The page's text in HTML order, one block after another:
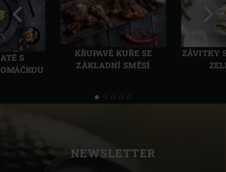
S
KŘUPAVÉ KUŘE SE
ZÁKLADNÍ SMĚSÍ
ZÁVITKY
Předchozí
NEWSLETTER